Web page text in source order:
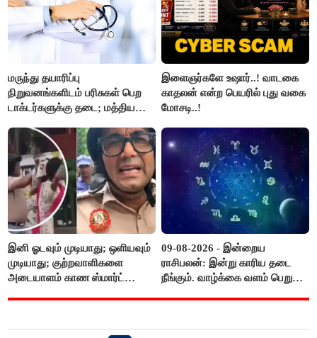
மருந்து தயாரிப்பு
நிறுவனங்களிடம் பரிசுகள் பெற
டாக்டர்களுக்கு தடை; மத்திய
இளைஞர்களே உஷார்..! வாடகை
காதலன் என்ற பெயரில் புது வகை
மோசடி..!
இனி ஓடவும் முடியாது; ஒளியவும்
முடியாது; குற்றவாளிகளை
அடையாளம் காண ஸ்மார்ட்
09-08-2026 - இன்றைய
ராசிபலன்: இன்று காரிய தடை
நீங்கும். வாழ்க்கை வளம் பெறும்.